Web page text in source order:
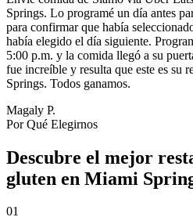
Springs. Lo programé un día antes
para confirmar que había
había elegido el día siguiente.
5:00 p.m. y la comida llegó a su
fue increíble y resulta que este es su
Springs. Todos ganamos.
Magaly P.
Por Qué Elegirnos
Descubre el mejor
gluten en Miami
01